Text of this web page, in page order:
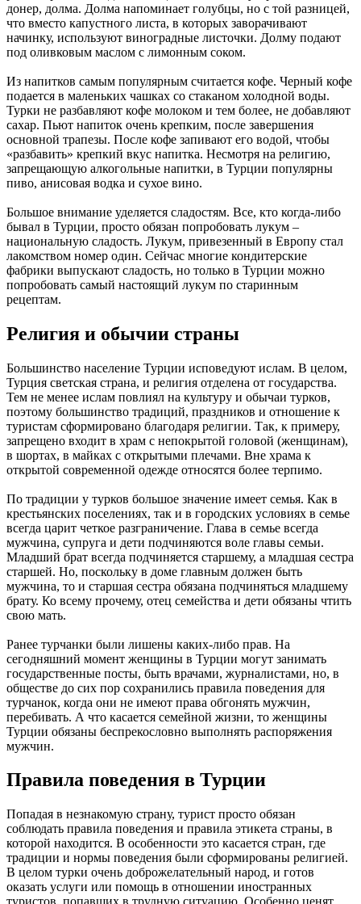
донер, долма. Долма напоминает голубцы, но с той разницей,
что вместо капустного листа, в которых заворачивают
начинку, используют виноградные листочки. Долму подают
под оливковым маслом с лимонным соком.
Из напитков самым популярным считается кофе. Черный кофе
подается в маленьких чашках со стаканом холодной воды.
Турки не разбавляют кофе молоком и тем более, не добавляют
сахар. Пьют напиток очень крепким, после завершения
основной трапезы. После кофе запивают его водой, чтобы
«разбавить» крепкий вкус напитка. Несмотря на религию,
запрещающую алкогольные напитки, в Турции популярны
пиво, анисовая водка и сухое вино.
Большое внимание уделяется сладостям. Все, кто когда-либо
бывал в Турции, просто обязан попробовать лукум –
национальную сладость. Лукум, привезенный в Европу стал
лакомством номер один. Сейчас многие кондитерские
фабрики выпускают сладость, но только в Турции можно
попробовать самый настоящий лукум по старинным
рецептам.
Религия и обычии страны
Большинство население Турции исповедуют ислам. В целом,
Турция светская страна, и религия отделена от государства.
Тем не менее ислам повлиял на культуру и обычаи турков,
поэтому большинство традиций, праздников и отношение к
туристам сформировано благодаря религии. Так, к примеру,
запрещено входит в храм с непокрытой головой (женщинам),
в шортах, в майках с открытыми плечами. Вне храма к
открытой современной одежде относятся более терпимо.
По традиции у турков большое значение имеет семья. Как в
крестьянских поселениях, так и в городских условиях в семье
всегда царит четкое разграничение. Глава в семье всегда
мужчина, супруга и дети подчиняются воле главы семьи.
Младший брат всегда подчиняется старшему, а младшая сестра
старшей. Но, поскольку в доме главным должен быть
мужчина, то и старшая сестра обязана подчиняться младшему
брату. Ко всему прочему, отец семейства и дети обязаны чтить
свою мать.
Ранее турчанки были лишены каких-либо прав. На
сегодняшний момент женщины в Турции могут занимать
государственные посты, быть врачами, журналистами, но, в
обществе до сих пор сохранились правила поведения для
турчанок, когда они не имеют права обгонять мужчин,
перебивать. А что касается семейной жизни, то женщины
Турции обязаны беспрекословно выполнять распоряжения
мужчин.
Правила поведения в Турции
Попадая в незнакомую страну, турист просто обязан
соблюдать правила поведения и правила этикета страны, в
которой находится. В особенности это касается стран, где
традиции и нормы поведения были сформированы религией.
В целом турки очень доброжелательный народ, и готов
оказать услуги или помощь в отношении иностранных